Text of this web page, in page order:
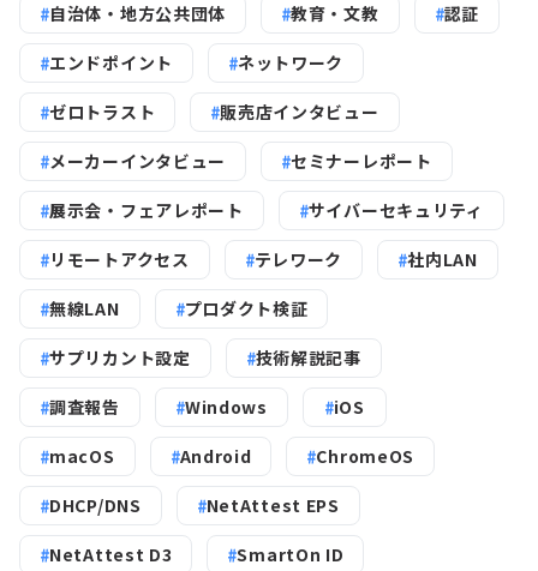
自治体・地方公共団体 教育・文教 認証
エンドポイント ネットワーク
ゼロトラスト 販売店インタビュー
メーカーインタビュー セミナーレポート
展示会・フェアレポート サイバーセキュリティ
リモートアクセス テレワーク 社内LAN
無線LAN プロダクト検証
サプリカント設定 技術解説記事
調査報告 Windows iOS
macOS Android ChromeOS
DHCP/DNS NetAttest EPS
NetAttest D3 SmartOn ID